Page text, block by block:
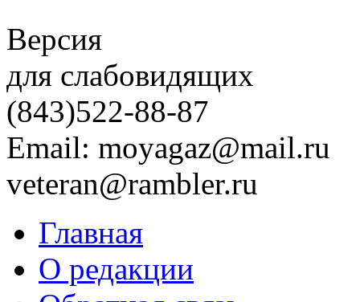
Версия
для слабовидящих
(843)522-88-87
Email: moyagaz@mail.ru
veteran@rambler.ru
Главная
О редакции